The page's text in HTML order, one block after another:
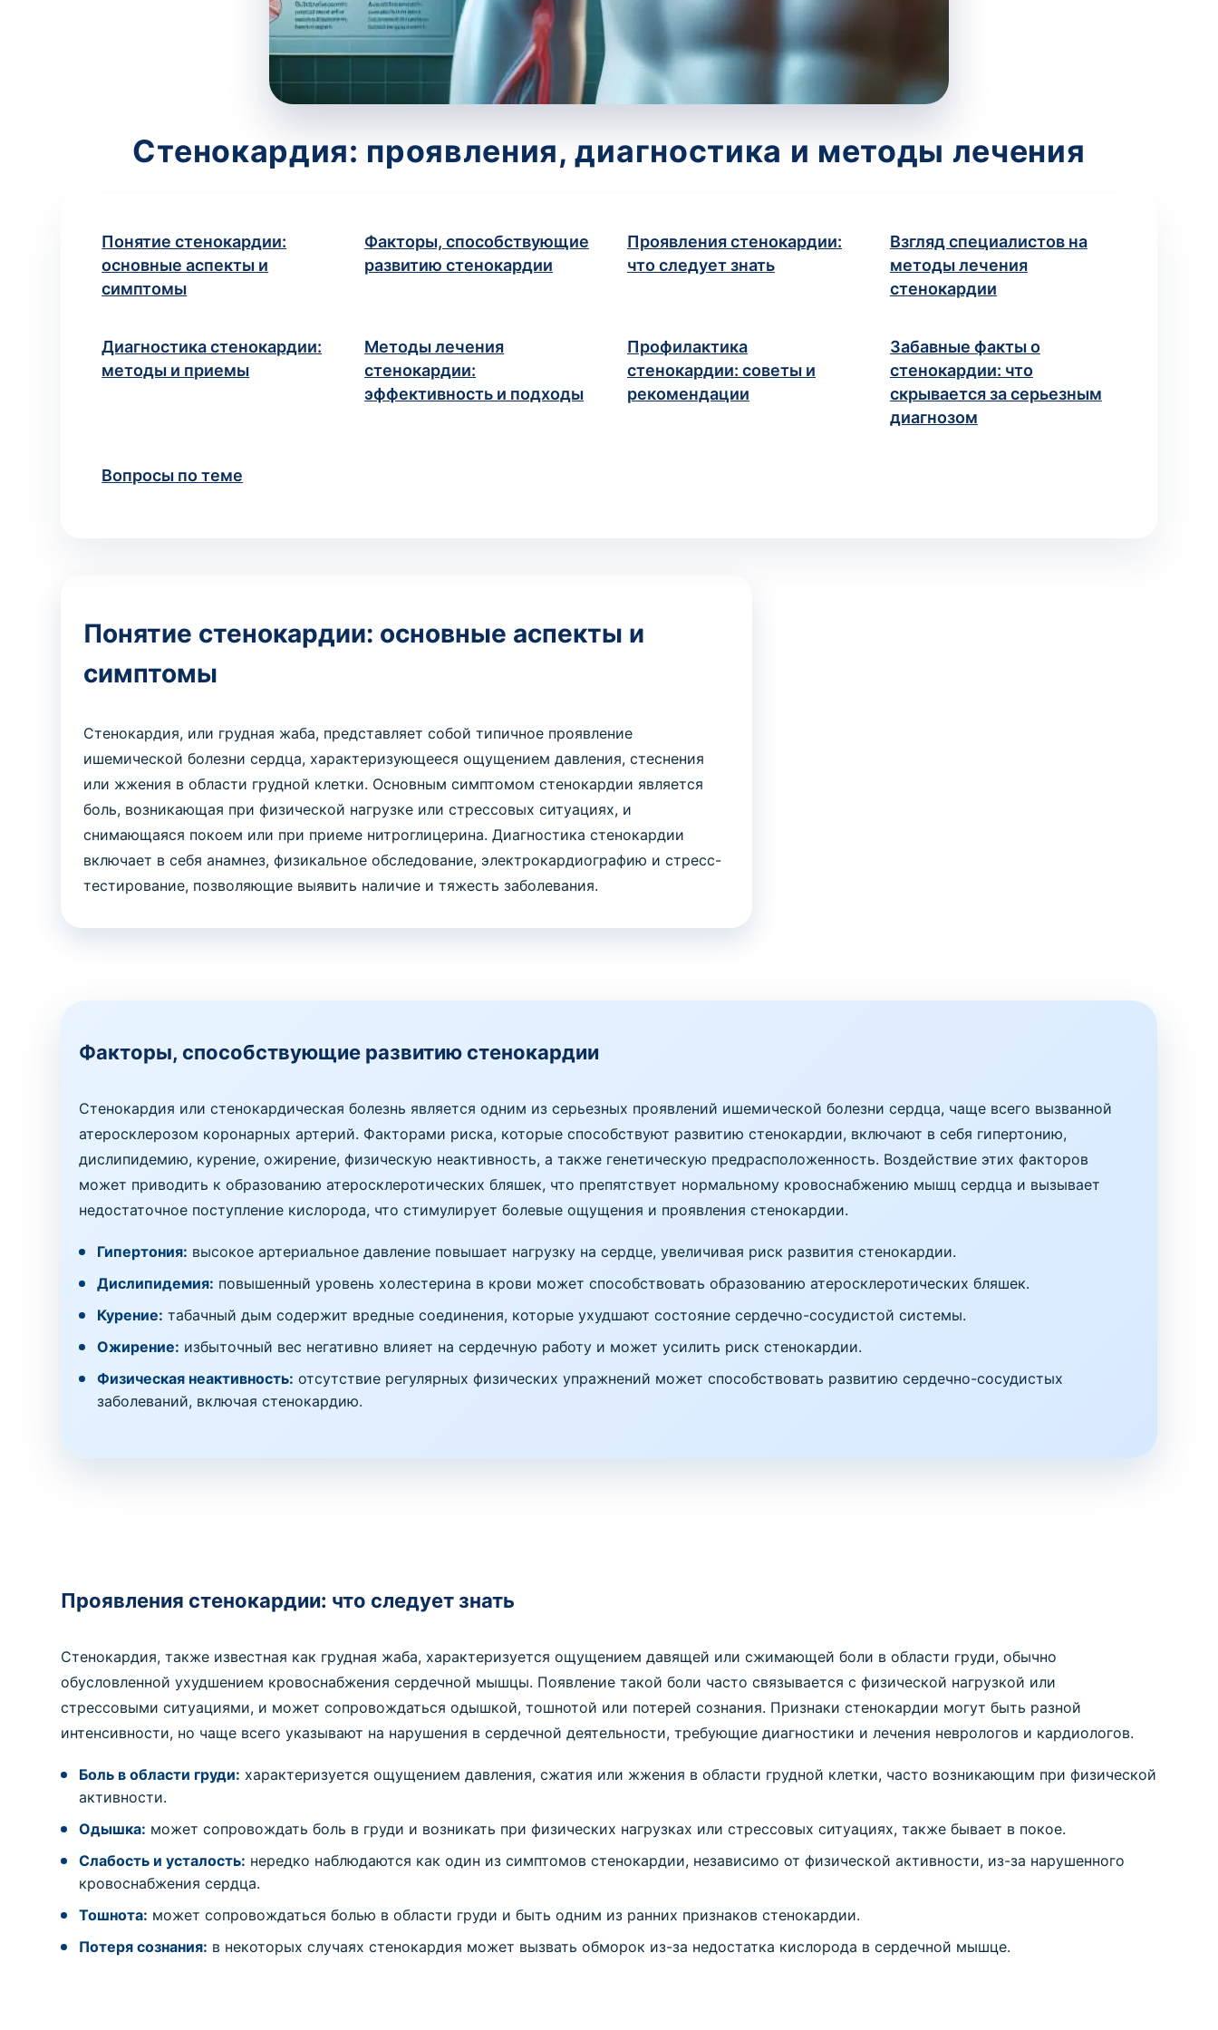
Стенокардия: проявления, диагностика и методы лечения
Понятие стенокардии:
основные аспекты и
симптомы
Факторы, способствующие
развитию стенокардии
Проявления стенокардии:
что следует знать
Взгляд специалистов на
методы лечения
стенокардии
Диагностика стенокардии:
методы и приемы
Методы лечения
стенокардии:
эффективность и подходы
Профилактика
стенокардии: советы и
рекомендации
Забавные факты о
стенокардии: что
скрывается за серьезным
диагнозом
Вопросы по теме
Понятие стенокардии: основные аспекты и
симптомы
Стенокардия, или грудная жаба, представляет собой типичное проявление
ишемической болезни сердца, характеризующееся ощущением давления, стеснения
или жжения в области грудной клетки. Основным симптомом стенокардии является
боль, возникающая при физической нагрузке или стрессовых ситуациях, и
снимающаяся покоем или при приеме нитроглицерина. Диагностика стенокардии
включает в себя анамнез, физикальное обследование, электрокардиографию и стресс-
тестирование, позволяющие выявить наличие и тяжесть заболевания.
Факторы, способствующие развитию стенокардии
Стенокардия или стенокардическая болезнь является одним из серьезных проявлений ишемической болезни сердца, чаще всего вызванной
атеросклерозом коронарных артерий. Факторами риска, которые способствуют развитию стенокардии, включают в себя гипертонию,
дислипидемию, курение, ожирение, физическую неактивность, а также генетическую предрасположенность. Воздействие этих факторов
может приводить к образованию атеросклеротических бляшек, что препятствует нормальному кровоснабжению мышц сердца и вызывает
недостаточное поступление кислорода, что стимулирует болевые ощущения и проявления стенокардии.
Гипертония: высокое артериальное давление повышает нагрузку на сердце, увеличивая риск развития стенокардии.
Дислипидемия: повышенный уровень холестерина в крови может способствовать образованию атеросклеротических бляшек.
Курение: табачный дым содержит вредные соединения, которые ухудшают состояние сердечно-сосудистой системы.
Ожирение: избыточный вес негативно влияет на сердечную работу и может усилить риск стенокардии.
Физическая неактивность: отсутствие регулярных физических упражнений может способствовать развитию сердечно-сосудистых
заболеваний, включая стенокардию.
Проявления стенокардии: что следует знать
Стенокардия, также известная как грудная жаба, характеризуется ощущением давящей или сжимающей боли в области груди, обычно
обусловленной ухудшением кровоснабжения сердечной мышцы. Появление такой боли часто связывается с физической нагрузкой или
стрессовыми ситуациями, и может сопровождаться одышкой, тошнотой или потерей сознания. Признаки стенокардии могут быть разной
интенсивности, но чаще всего указывают на нарушения в сердечной деятельности, требующие диагностики и лечения неврологов и кардиологов.
Боль в области груди: характеризуется ощущением давления, сжатия или жжения в области грудной клетки, часто возникающим при физической
активности.
Одышка: может сопровождать боль в груди и возникать при физических нагрузках или стрессовых ситуациях, также бывает в покое.
Слабость и усталость: нередко наблюдаются как один из симптомов стенокардии, независимо от физической активности, из-за нарушенного
кровоснабжения сердца.
Тошнота: может сопровождаться болью в области груди и быть одним из ранних признаков стенокардии.
Потеря сознания: в некоторых случаях стенокардия может вызвать обморок из-за недостатка кислорода в сердечной мышце.